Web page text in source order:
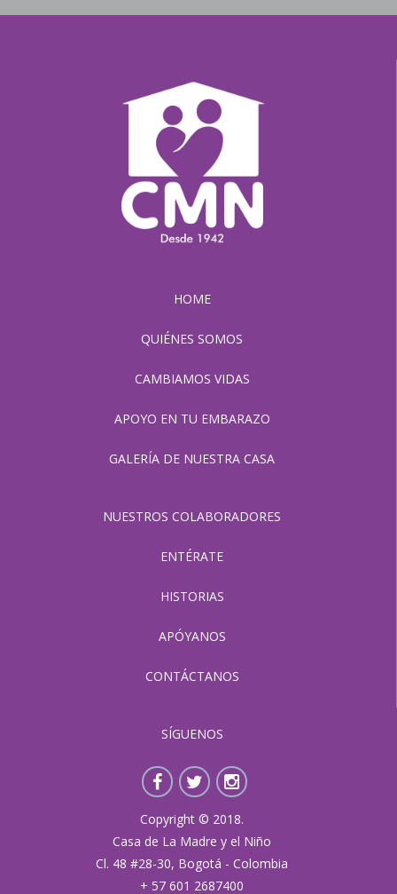
HOME
QUIÉNES SOMOS
CAMBIAMOS VIDAS
APOYO EN TU EMBARAZO
GALERÍA DE NUESTRA CASA
NUESTROS COLABORADORES
ENTÉRATE
HISTORIAS
APÓYANOS
CONTÁCTANOS
SÍGUENOS
Copyright © 2018.
Casa de La Madre y el Niño
Cl. 48 #28-30, Bogotá - Colombia
+ 57 601 2687400